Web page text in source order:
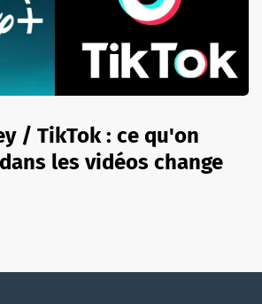
/ TikTok : ce qu'on
les vidéos change